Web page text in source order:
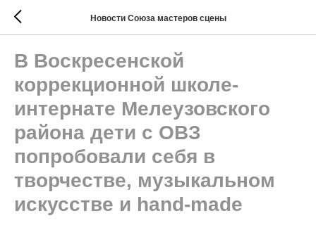
Новости Союза мастеров сцены
В Воскресенской
коррекционной школе-
интернате Мелеузовского
района дети с ОВЗ
попробовали себя в
творчестве, музыкальном
искусстве и hand-made